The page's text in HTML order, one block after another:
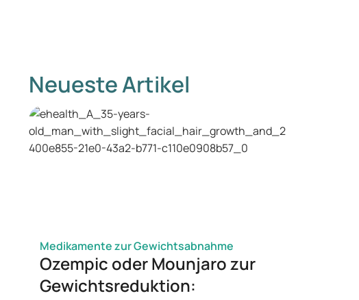
Neueste Artikel
Medikamente zur Gewichtsabnahme
Ozempic oder Mounjaro zur
Gewichtsreduktion: